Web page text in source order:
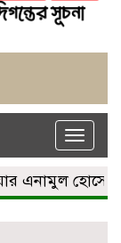
Toggle
হোসেনকে